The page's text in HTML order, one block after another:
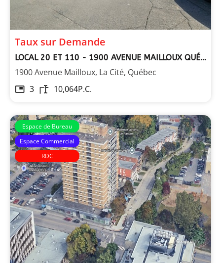
Taux sur Demande
LOCAL 20 ET 110 - 1900 AVENUE MAILLOUX QUÉBEC
1900 Avenue Mailloux, La Cité, Québec
3
10,064P.C.
Espace de Bureau
Espace Commercial
RDC